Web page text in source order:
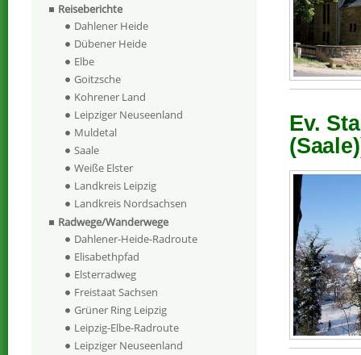
Ev.
Reiseberichte
Dahlener Heide
Dübener Heide
Elbe
Goitzsche
Kohrener Land
Leipziger Neuseenland
Muldetal
Saale
Weiße Elster
Landkreis Leipzig
Landkreis Nordsachsen
Radwege/Wanderwege
Dahlener-Heide-Radroute
Elisabethpfad
Elsterradweg
Freistaat Sachsen
Grüner Ring Leipzig
Leipzig-Elbe-Radroute
Leipziger Neuseenland